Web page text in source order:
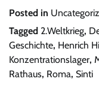
Posted in
Tagged 2.Weltkrieg,
Geschichte, Henrich
Konzentrationslager,
Rathaus, Roma, Sinti